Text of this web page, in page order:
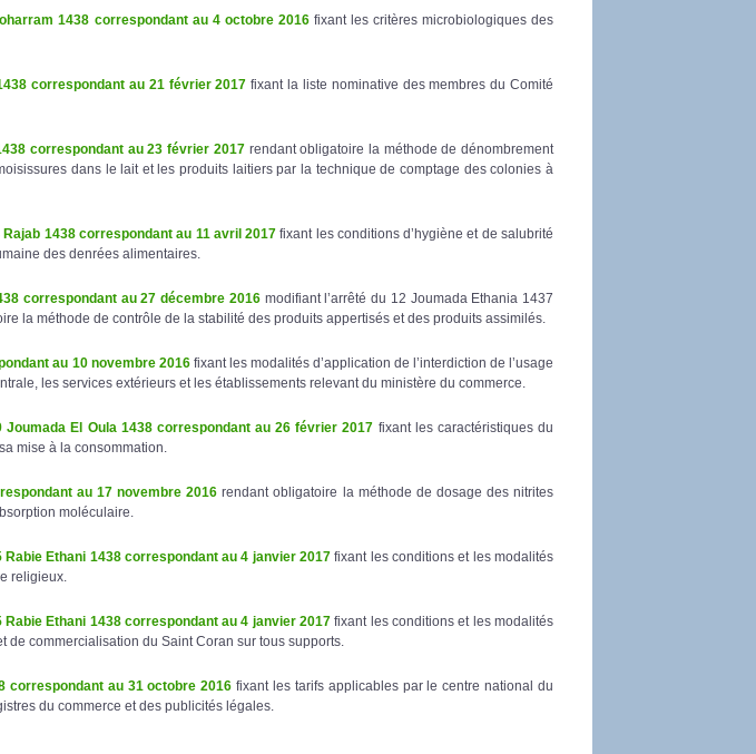
1438 correspondant au 4 octobre 2016fixant les critères microbiologiques des
correspondant au 21 février 2017 fixant la liste nominative des membres du Comité
correspondant au 23 février 2017rendant obligatoire la méthode de dénombrement
dans le lait et les produits laitiers par la technique de comptage des colonies à
1438 correspondant au 11 avril 2017 fixant les conditions d’hygiène et de salubrité
des denrées alimentaires.
correspondant au 27 décembre 2016modifiant l’arrêté du 12 Joumada Ethania 1437
la méthode de contrôle de la stabilité des produits appertisés et des produits assimilés.
au 10 novembre 2016fixant les modalités d’application de l’interdiction de l’usage
les services extérieurs et les établissements relevant du ministère du commerce.
Joumada El Oula 1438 correspondant au 26 février 2017 fixant les caractéristiques du
mise à la consommation.
au 17 novembre 2016 rendant obligatoire la méthode de dosage des nitrites
moléculaire.
Rabie Ethani 1438 correspondant au 4 janvier 2017 fixant les conditions et les modalités
religieux.
Ethani 1438 correspondant au 4 janvier 2017 fixant les conditions et les modalités
de commercialisation du Saint Coran sur tous supports.
correspondant au 31 octobre 2016 fixant les tarifs applicables par le centre national du
du commerce et des publicités légales.